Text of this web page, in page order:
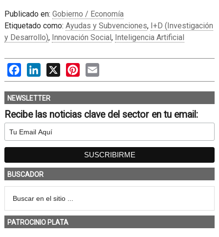
Publicado en: Gobierno / Economía
Etiquetado como: Ayudas y Subvenciones, I+D (Investigación
y Desarrollo), Innovación Social, Inteligencia Artificial
FacebookLinkedIn
X PinterestEmail
NEWSLETTER
Recibe las noticias clave del sector en tu email:
BUSCADOR
PATROCINIO PLATA